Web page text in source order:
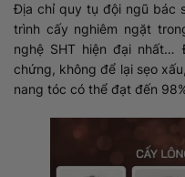
Địa chỉ quy tụ đội ngũ bác
trình cấy nghiêm ngặt
nghệ SHT hiện đại nhất…
chứng, không để lại sẹo
nang tóc có thể đạt đến